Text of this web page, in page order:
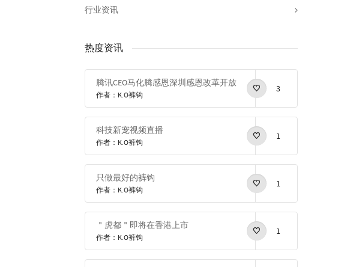
行业资讯
热度资讯
腾讯CEO马化腾感恩深圳感恩改革开放
作者：K.O裤钩
3
科技新宠视频直播
作者：K.O裤钩
1
只做最好的裤钩
作者：K.O裤钩
1
＂虎都＂即将在香港上市
作者：K.O裤钩
1